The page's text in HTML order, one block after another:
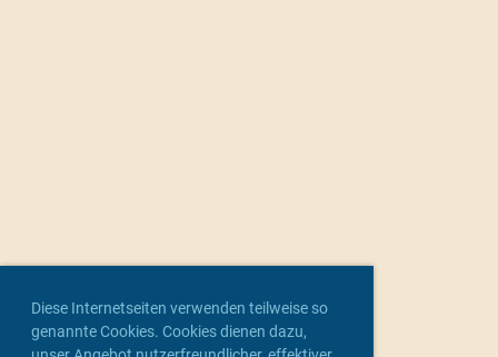
Diese Internetseiten verwenden teilweise so
genannte Cookies. Cookies dienen dazu,